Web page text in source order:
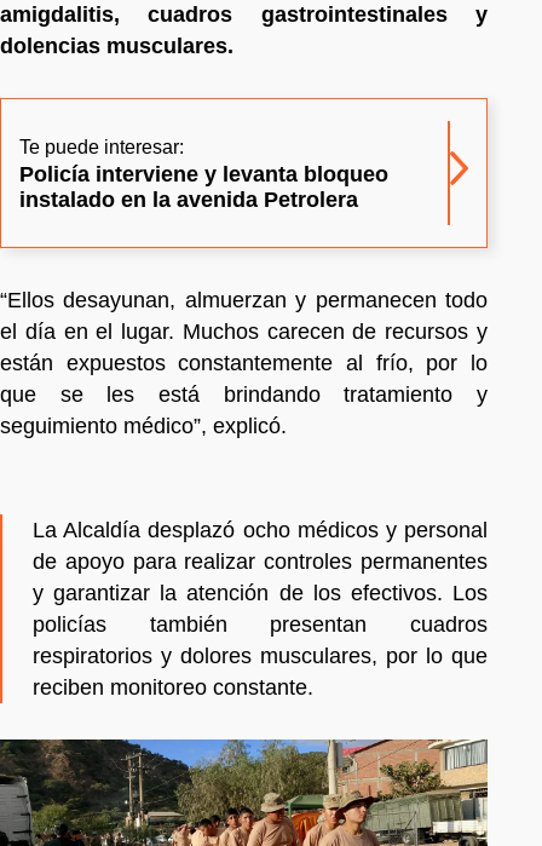
amigdalitis, cuadros gastrointestinales y
dolencias musculares.
Te puede interesar:
Policía interviene y levanta bloqueo
instalado en la avenida Petrolera
“Ellos desayunan, almuerzan y permanecen todo
el día en el lugar. Muchos carecen de recursos y
están expuestos constantemente al frío, por lo
que se les está brindando tratamiento y
seguimiento médico”, explicó.
La Alcaldía desplazó ocho médicos y personal
de apoyo para realizar controles permanentes
y garantizar la atención de los efectivos. Los
policías también presentan cuadros
respiratorios y dolores musculares, por lo que
reciben monitoreo constante.